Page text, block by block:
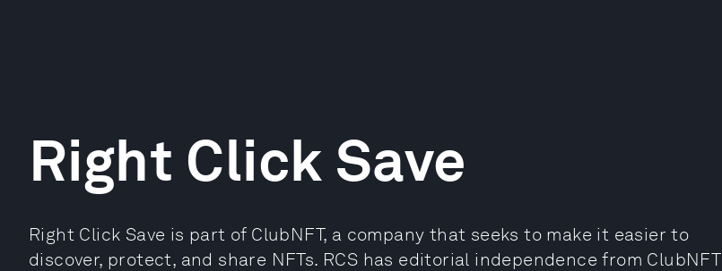
Right Click Save
Right Click Save is part of ClubNFT, a company that seeks to make it easier to
discover, protect, and share NFTs. RCS has editorial independence from ClubNFT